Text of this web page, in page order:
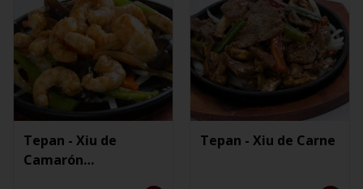
Tepan - Xiu de
Camarón
Tepan - Xiu de Carne